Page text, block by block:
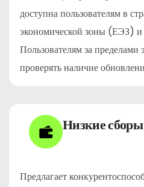
доступна пользователям в
экономической зоны (ЕЭЗ)
Пользователям за пределами
проверять наличие
Низкие сборы
Предлагает